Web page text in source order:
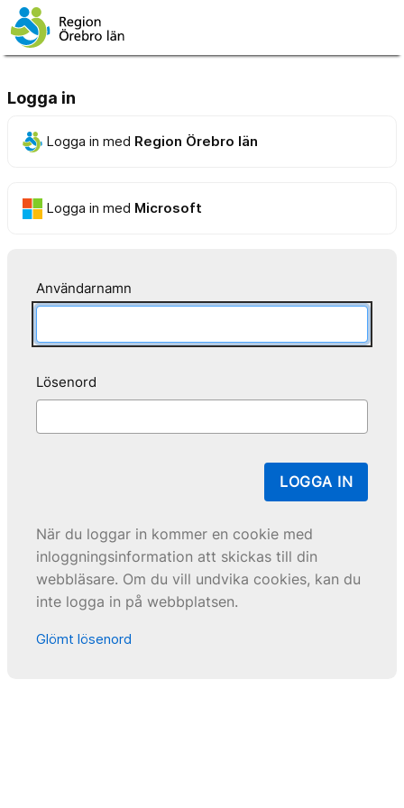
Logga in
Logga in med Region Örebro län
Logga in med Microsoft
Användarnamn
Lösenord
LOGGA IN
När du loggar in kommer en cookie med
inloggningsinformation att skickas till din
webbläsare. Om du vill undvika cookies, kan du
inte logga in på webbplatsen.
Glömt lösenord